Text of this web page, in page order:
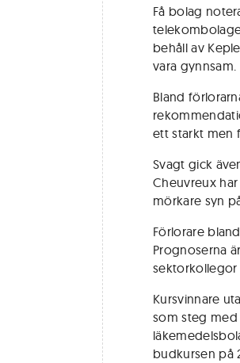
Få bolag
behåll av
vara gynnsam.
Bland
ett starkt men
Svagt gick
Cheuvreux
mörkare syn
Förlorare
Prognoserna
sektorkollegor
Kursvinnare
som steg
budkursen på